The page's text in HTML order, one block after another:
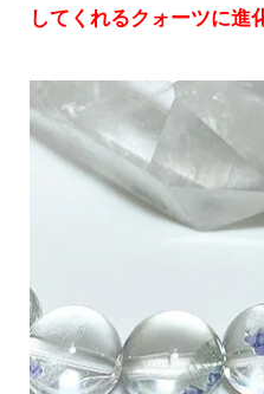
してくれるクォーツに進